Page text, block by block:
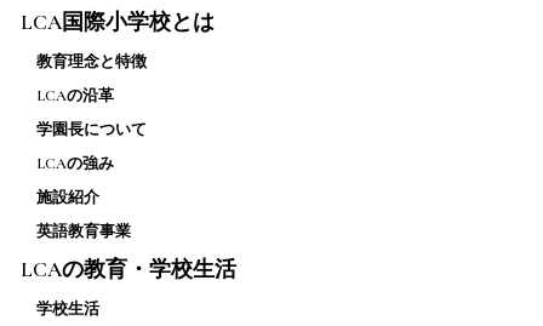
LCA国際小学校とは
教育理念と特徴
LCAの沿革
学園長について
LCAの強み
施設紹介
英語教育事業
LCAの教育・学校生活
学校生活